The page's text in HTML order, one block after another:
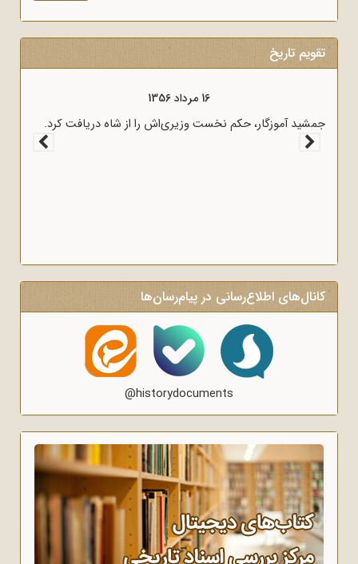
تقویم تاریخ
16 مرداد 1356
جمشید آموزگار، حکم نخست وزیری‌اش را از شاه دریافت کرد. امام
ماه
کانال‌های اطلاع‌رسانی در پیام‌رسان‌ها
@historydocuments